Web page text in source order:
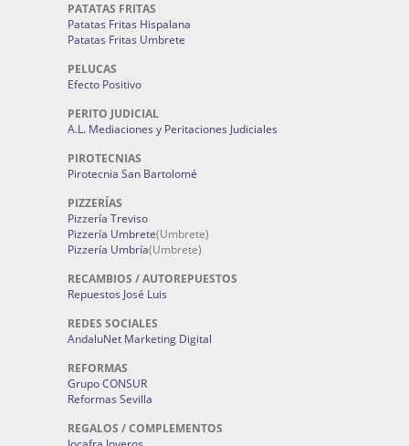
PATATAS FRITAS
Patatas Fritas Hispalana
Patatas Fritas Umbrete
PELUCAS
Efecto Positivo
PERITO JUDICIAL
A.L. Mediaciones y Peritaciones Judiciales
PIROTECNIAS
Pirotecnia San Bartolomé
PIZZERÍAS
Pizzería Treviso
Pizzería Umbrete(Umbrete)
Pizzería Umbría(Umbrete)
RECAMBIOS / AUTOREPUESTOS
Repuestos José Luis
REDES SOCIALES
AndaluNet Marketing Digital
REFORMAS
Grupo CONSUR
Reformas Sevilla
REGALOS / COMPLEMENTOS